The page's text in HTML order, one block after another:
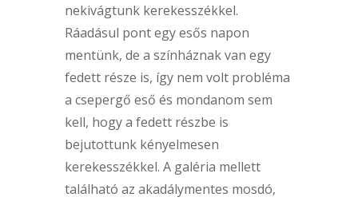
nekivágtunk kerekesszékkel.
Ráadásul pont egy esős napon
mentünk, de a színháznak van egy
fedett része is, így nem volt probléma
a csepergő eső és mondanom sem
kell, hogy a fedett részbe is
bejutottunk kényelmesen
kerekesszékkel. A galéria mellett
található az akadálymentes mosdó,